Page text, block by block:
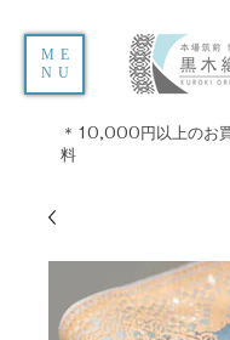
ME
NU
＊10,000円以上のお
料